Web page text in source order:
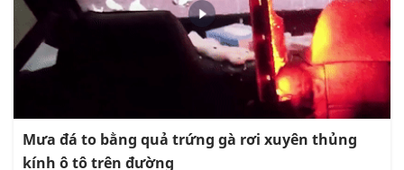
Mưa đá to bằng quả trứng gà rơi xuyên thủng
kính ô tô trên đường